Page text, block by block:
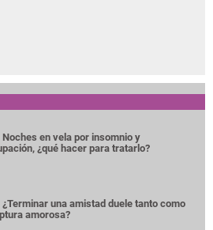
Noches en vela por insomnio y
¿qué hacer para tratarlo?
¿Terminar una amistad duele tanto como
amorosa?